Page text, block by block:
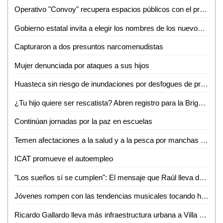
Operativo "Convoy" recupera espacios públicos con el programa "Enchúlame la colonia"
Gobierno estatal invita a elegir los nombres de los nuevos integrantes del agrupamiento K9
Capturaron a dos presuntos narcomenudistas
Mujer denunciada por ataques a sus hijos
Huasteca sin riesgo de inundaciones por desfogues de presas: Ricardo Gallardo
¿Tu hijo quiere ser rescatista? Abren registro para la Brigada Juvenil en Valles
Continúan jornadas por la paz en escuelas
Temen afectaciones a la salud y a la pesca por manchas negras en el Río Pánuco
ICAT promueve el autoempleo
"Los sueños sí se cumplen": El mensaje que Raúl lleva del Mundial a la juventud potosina
Jóvenes rompen con las tendencias musicales tocando huapango desde Cd. Del Maíz
Ricardo Gallardo lleva más infraestructura urbana a Villa de Pozos